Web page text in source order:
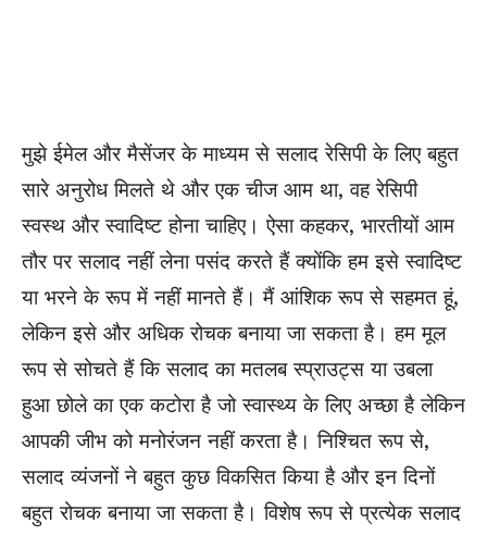
मुझे ईमेल और मैसेंजर के माध्यम से सलाद रेसिपी के लिए बहुत
सारे अनुरोध मिलते थे और एक चीज आम था, वह रेसिपी
स्वस्थ और स्वादिष्ट होना चाहिए। ऐसा कहकर, भारतीयों आम
तौर पर सलाद नहीं लेना पसंद करते हैं क्योंकि हम इसे स्वादिष्ट
या भरने के रूप में नहीं मानते हैं। मैं आंशिक रूप से सहमत हूं,
लेकिन इसे और अधिक रोचक बनाया जा सकता है। हम मूल
रूप से सोचते हैं कि सलाद का मतलब स्प्राउट्स या उबला
हुआ छोले का एक कटोरा है जो स्वास्थ्य के लिए अच्छा है लेकिन
आपकी जीभ को मनोरंजन नहीं करता है। निश्चित रूप से,
सलाद व्यंजनों ने बहुत कुछ विकसित किया है और इन दिनों
बहुत रोचक बनाया जा सकता है। विशेष रूप से प्रत्येक सलाद